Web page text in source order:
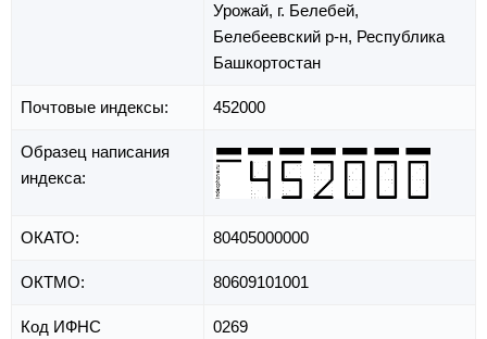
Урожай, г. Белебей,
Белебеевский р-н, Республика
Башкортостан
Почтовые индексы: 452000
Образец написания
индекса:
ОКАТО: 80405000000
ОКТМО: 80609101001
Код ИФНС
0269